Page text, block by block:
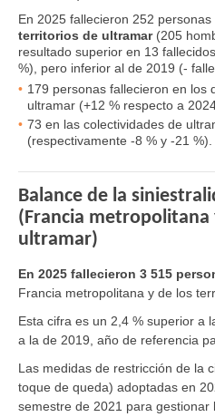
En 2025 fallecieron 252 personas
territorios de ultramar (205
resultado superior en 13
%), pero inferior al de 2019 (-
179 personas fallecieron en los
ultramar (+12 % respecto a
73 en las colectividades de
(respectivamente -8 % y -21 %).
Balance de la
(Francia
ultramar)
En 2025 fallecieron 3 515
Francia metropolitana y de los
Esta cifra es un 2,4 % superior a
a la de 2019, año de referencia
Las medidas de restricción de la
toque de queda) adoptadas en
semestre de 2021 para gestionar